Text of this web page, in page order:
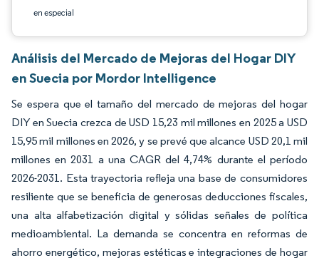
en especial
Análisis del Mercado de Mejoras del Hogar DIY
en Suecia por Mordor Intelligence
Se espera que el tamaño del mercado de mejoras del hogar
DIY en Suecia crezca de USD 15,23 mil millones en 2025 a USD
15,95 mil millones en 2026, y se prevé que alcance USD 20,1 mil
millones en 2031 a una CAGR del 4,74% durante el período
2026-2031. Esta trayectoria refleja una base de consumidores
resiliente que se beneficia de generosas deducciones fiscales,
una alta alfabetización digital y sólidas señales de política
medioambiental. La demanda se concentra en reformas de
ahorro energético, mejoras estéticas e integraciones de hogar